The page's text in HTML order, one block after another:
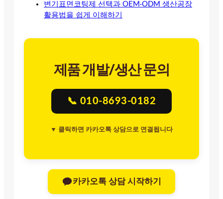
변기표면코팅제 선택과 OEM·ODM 생산공장
활용법을 쉽게 이해하기
제품 개발/생산 문의
📞 010-8693-0182
▼ 클릭하면 카카오톡 상담으로 연결됩니다
카카오톡 상담 시작하기